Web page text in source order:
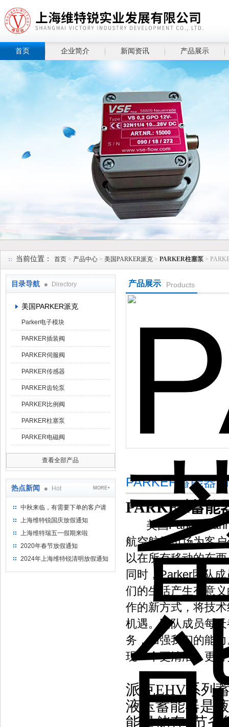
上海维特锐实业发展有限公司
首页 企业简介 新闻资讯 产品展示
当前位置： 首页 > 产品中心 > 美国PARKER派克 > PARKER柱塞泵 >
目录导航 Directory
美国PARKER派克
Parker电子模块
PARKER插装阀
PARKER伺服阀
PARKER传感器
PARKER齿轮泵
PARKER比例阀
PARKER柱塞泵
PARKER电磁阀
查看全部产品
热点新闻 Hot MORE+
中秋来临，有需要下单的客户请
提前下单
上海维特锐国庆放假通知
上海维特瑞五一假期来啦
2020年春节放假通知
2024年上海维特锐清明放假通知
产品展示 Products
PARKER蓄能器
PARKER蓄能
美国Parker
航空航天市场为客
以在所有移动的东
同时，Parker团队
们的生活产生有意
作的新方式，将技
机遇。团队成员每
务，加强我们的能
现一个更清洁、更
派克EHV系列
液压蓄能器是
能量储存: 节省